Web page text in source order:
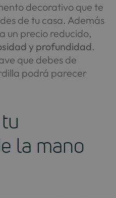
decorativo que te
de tu casa. Además
un precio reducido,
y profundidad.
que debes de
podrá parecer
la mano